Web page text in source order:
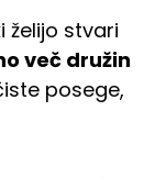
želijo stvari
več družin
posege,